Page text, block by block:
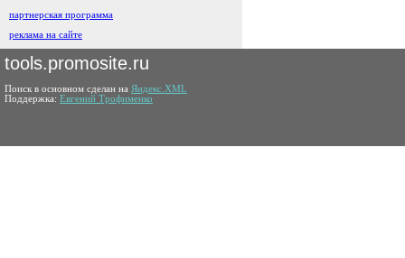
партнерская программа
реклама на сайте
tools.promosite.ru
Поиск в основном сделан на Яндекс.XML
Поддержка: Евгений Трофименко